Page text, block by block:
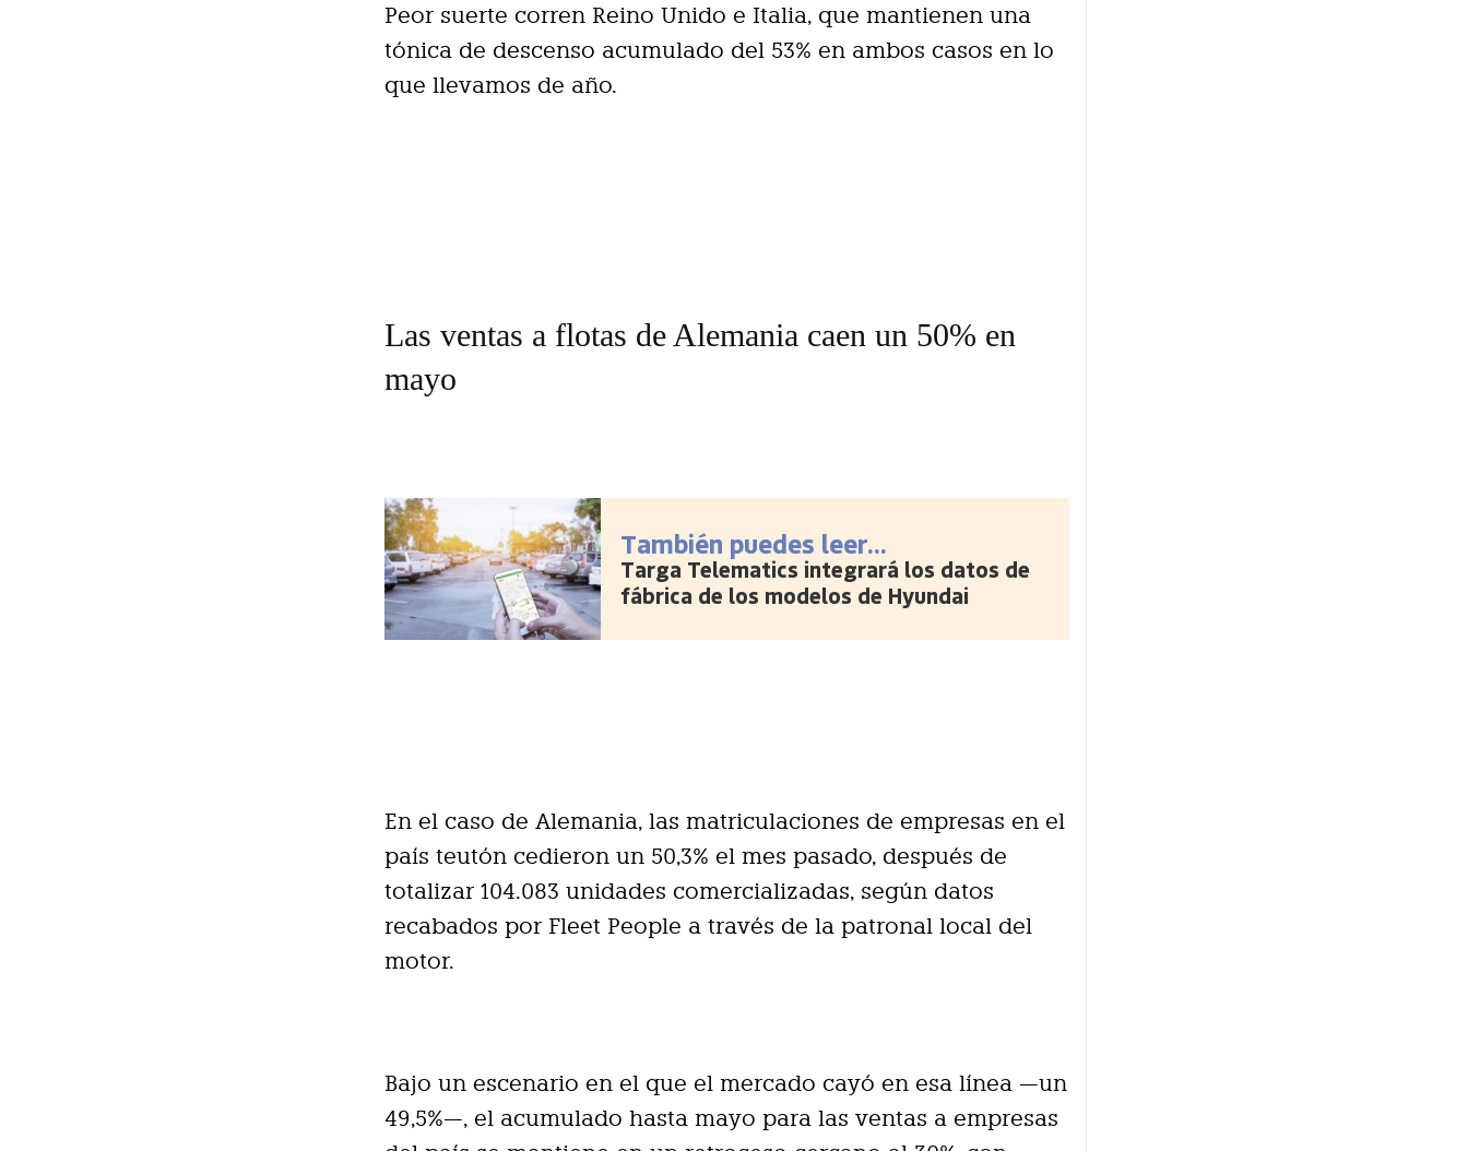
Peor suerte corren Reino Unido e Italia, que mantienen una
tónica de descenso acumulado del 53% en ambos casos en lo
que llevamos de año.
Las ventas a flotas de Alemania caen un 50% en
mayo
También puedes leer...
Targa Telematics integrará los datos de
fábrica de los modelos de Hyundai
En el caso de Alemania, las matriculaciones de empresas en el
país teutón cedieron un 50,3% el mes pasado, después de
totalizar 104.083 unidades comercializadas, según datos
recabados por Fleet People a través de la patronal local del
motor.
Bajo un escenario en el que el mercado cayó en esa línea —un
49,5%—, el acumulado hasta mayo para las ventas a empresas